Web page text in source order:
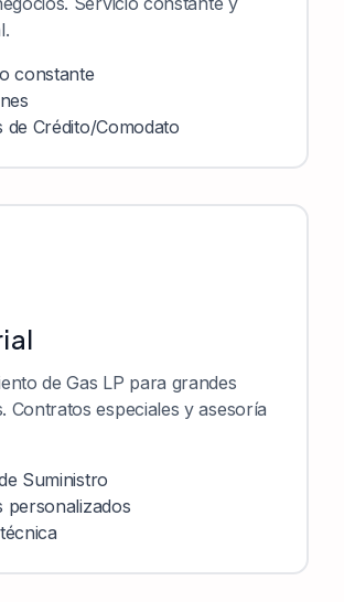
constante
de Crédito/Comodato
de Gas LP para grandes
Contratos especiales y asesoría
Suministro
personalizados